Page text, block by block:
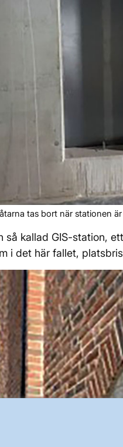
tas bort när stationen
så kallad GIS-station,
i det här fallet,